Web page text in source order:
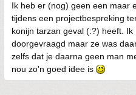
Ik heb er (nog) geen een maar
tijdens een projectbespreking
konijn tarzan geval (:?) heeft.
doorgevraagd maar ze was
zelfs dat je daarna geen man
nou zo'n goed idee is